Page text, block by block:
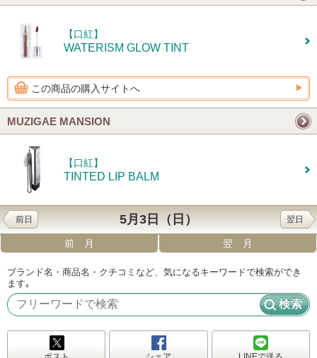
【口紅】
WATERISM GLOW TINT
この商品の購入サイトへ
MUZIGAE MANSION
【口紅】
TINTED LIP BALM
前日 翌日
5月3日（日）
前月 翌月
ブランド名・商品名・クチコミなど、気になるキーワードで検索ができ
ます｡